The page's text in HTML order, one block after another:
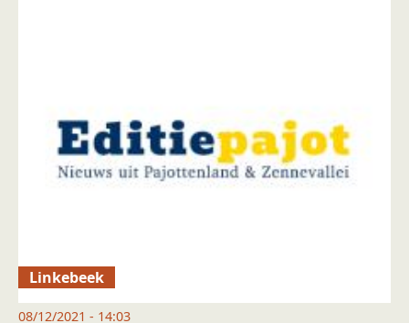
Linkebeek
08/12/2021 - 14:03